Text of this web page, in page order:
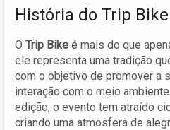
História do Trip
O Trip Bike é mais do que
ele representa uma tradição
com o objetivo de promover a
interação com o meio
edição, o evento tem atraído
criando uma atmosfera de